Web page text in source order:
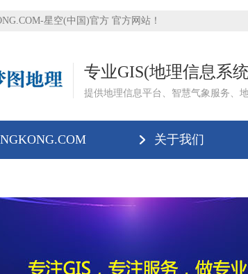
星空(中国)官方 官方网站！
专业GIS(地理信息系
提供地理信息平台、智慧气象服务、
关于我们